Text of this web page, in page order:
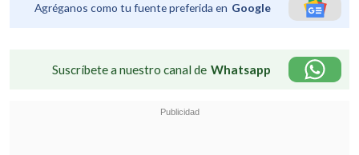
Agréganos como tu fuente preferida en Google
Suscríbete a nuestro canal de Whatsapp